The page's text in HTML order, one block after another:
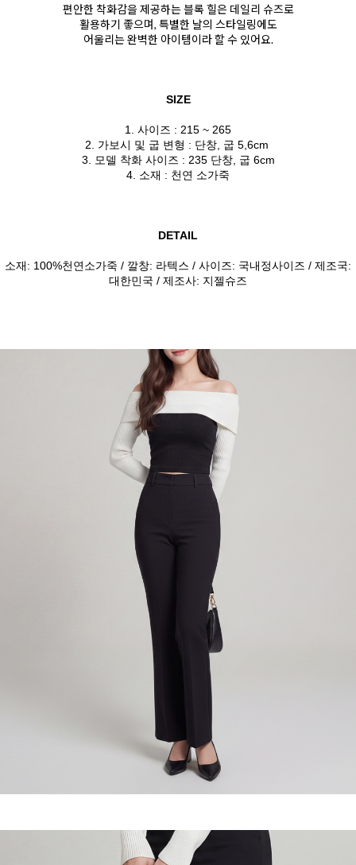
편안한 착화감을 제공하는 블록 힐은 데일리 슈즈로
활용하기 좋으며, 특별한 날의 스타일링에도
어울리는 완벽한 아이템이라 할 수 있어요.
SIZE
1. 사이즈 : 215 ~ 265
2. 가보시 및 굽 변형 : 단창, 굽 5,6cm
3. 모델 착화 사이즈 : 235 단창, 굽 6cm
4. 소재 : 천연 소가죽
DETAIL
소재: 100%천연소가죽 / 깔창: 라텍스 / 사이즈: 국내정사이즈 / 제조국:
대한민국 / 제조사: 지젤슈즈